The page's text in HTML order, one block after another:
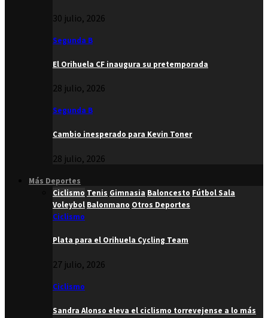
30 julio, 2026
Segunda B
El Orihuela CF inaugura su pretemporada
28 julio, 2026
Segunda B
Cambio inesperado para Kevin Toner
28 julio, 2026
Más Deportes
Ciclismo Tenis Gimnasia Baloncesto Fútbol Sala
Voleybol Balonmano Otros Deportes
Ciclismo
Plata para el Orihuela Cycling Team
27 julio, 2026
Ciclismo
Sandra Alonso eleva el ciclismo torrevejense a lo más